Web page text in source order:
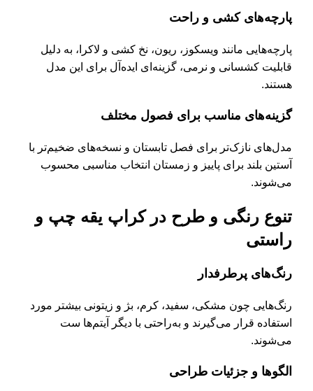
پارچه‌های کشی و راحت
پارچه‌هایی مانند ویسکوز، ریون، نخ کشی و لاکرا، به دلیل
قابلیت کشسانی و نرمی، گزینه‌ای ایده‌آل برای این مدل
هستند.
گزینه‌های مناسب برای فصول مختلف
مدل‌های نازک‌تر برای فصل تابستان و نسخه‌های ضخیم‌تر با
آستین بلند برای پاییز و زمستان انتخاب مناسبی محسوب
می‌شوند.
تنوع رنگی و طرح در کراپ یقه چپ و
راستی
رنگ‌های پرطرفدار
رنگ‌هایی چون مشکی، سفید، کرم، بژ و زیتونی بیشتر مورد
استفاده قرار می‌گیرند و به‌راحتی با دیگر آیتم‌ها ست
می‌شوند.
الگوها و جزئیات طراحی